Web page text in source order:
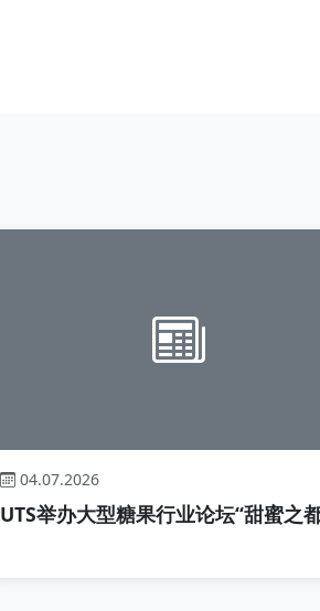
04.07.2026
UTS举办大型糖果行业论坛“甜蜜之